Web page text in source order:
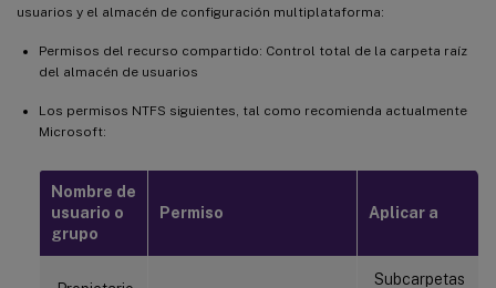
usuarios y el almacén de configuración multiplataforma:
Permisos del recurso compartido: Control total de la carpeta raíz
del almacén de usuarios
Los permisos NTFS siguientes, tal como recomienda actualmente
Microsoft:
Nombre de
usuario o
grupo
Permiso Aplicar a
Subcarpetas